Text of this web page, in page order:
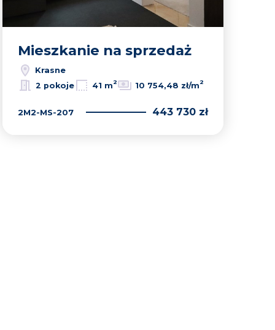
Mieszkanie na sprzedaż
Krasne
2 pokoje 41 m2 10 754,48 zł/m2
2M2-MS-207 443 730 zł